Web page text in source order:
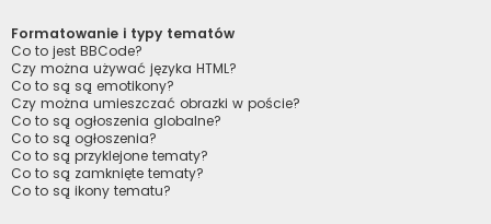
Formatowanie i typy tematów
Co to jest BBCode?
Czy można używać języka HTML?
Co to są są emotikony?
Czy można umieszczać obrazki w poście?
Co to są ogłoszenia globalne?
Co to są ogłoszenia?
Co to są przyklejone tematy?
Co to są zamknięte tematy?
Co to są ikony tematu?